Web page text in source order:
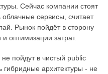
Сейчас компании стоят
сервисы, считает
Рынок пойдёт в сторону
оптимизации затрат.
пойдут в чистый public
гибридные архитектуры - не